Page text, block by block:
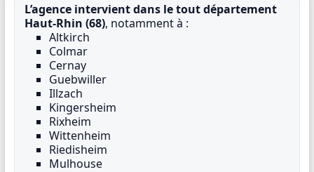
L’agence intervient dans le tout département
Haut-Rhin (68), notamment à :
Altkirch
Colmar
Cernay
Guebwiller
Illzach
Kingersheim
Rixheim
Wittenheim
Riedisheim
Mulhouse